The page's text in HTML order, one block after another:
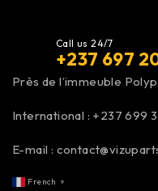
Call us 24/7
+237 697
Près de l’immeuble
International : +237 699
E-mail :
French ▼